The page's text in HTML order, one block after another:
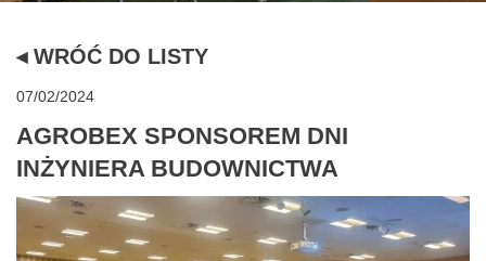
◂ WRÓĆ DO LISTY
07/02/2024
AGROBEX SPONSOREM DNI
INŻYNIERA BUDOWNICTWA